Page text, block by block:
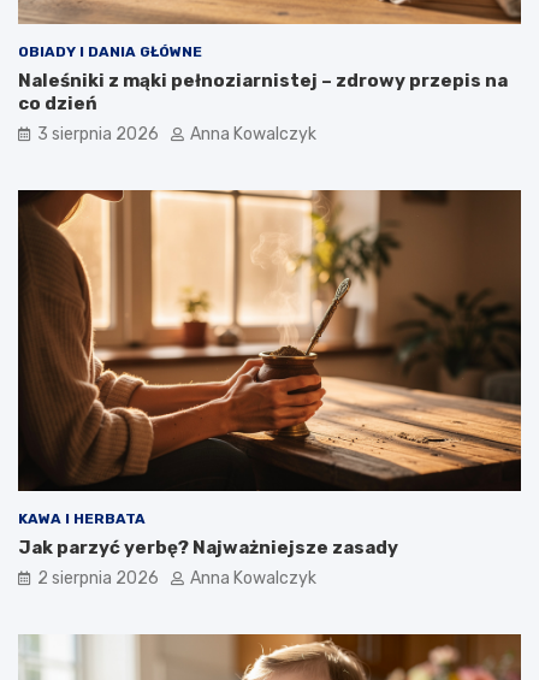
OBIADY I DANIA GŁÓWNE
Naleśniki z mąki pełnoziarnistej – zdrowy przepis na
co dzień
3 sierpnia 2026 Anna Kowalczyk
KAWA I HERBATA
Jak parzyć yerbę? Najważniejsze zasady
2 sierpnia 2026 Anna Kowalczyk